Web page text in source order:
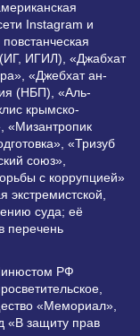
Instagram и
ИГИЛ), «Джабхат
«Джебхат ан-
(НБП), «Аль-
крымско-
«Мизантропик
«Тризуб
союз»,
с коррупцией»
экстремистской,
суда; её
перечень
РФ
«Мемориал»,
«В защиту прав